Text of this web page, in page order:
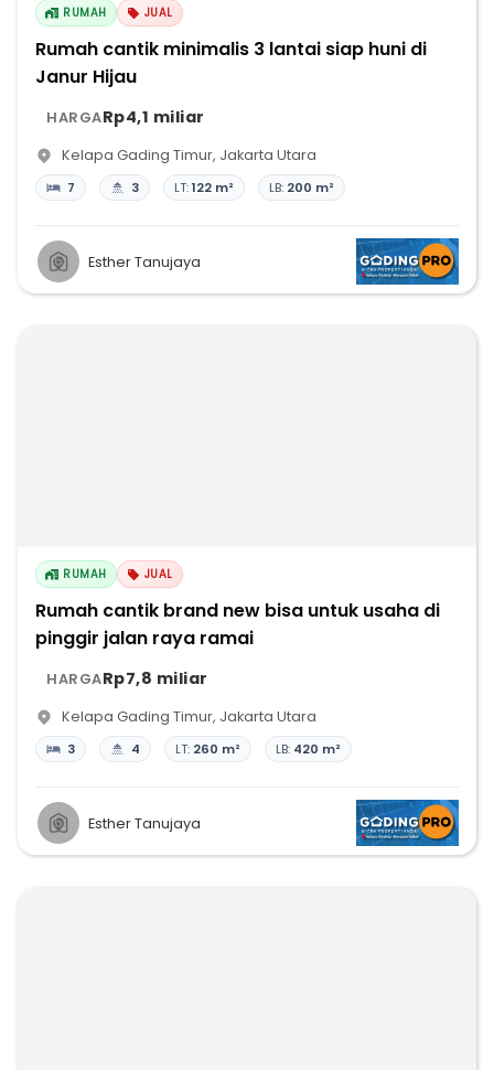
RUMAH JUAL
Rumah cantik minimalis 3 lantai siap huni di
Janur Hijau
HARGARp4,1 miliar
Kelapa Gading Timur, Jakarta Utara
7 3 LT:122 m² LB: 200 m²
Esther Tanujaya
RUMAH JUAL
Rumah cantik brand new bisa untuk usaha di
pinggir jalan raya ramai
HARGARp7,8 miliar
Kelapa Gading Timur, Jakarta Utara
3 4 LT: 260 m² LB: 420 m²
Esther Tanujaya